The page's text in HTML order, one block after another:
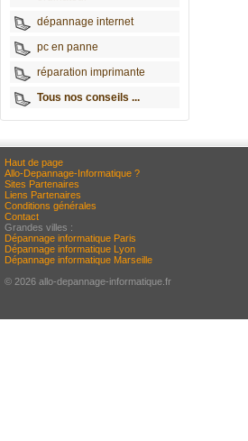
dépannage internet
pc en panne
réparation imprimante
Tous nos conseils ...
Haut de page
Allo-Depannage-Informatique ?
Sites Partenaires
Liens Partenaires
Conditions générales
Contact
Grandes villes :
Dépannage informatique Paris
Dépannage informatique Lyon
Dépannage informatique Marseille
© 2026 allo-depannage-informatique.fr